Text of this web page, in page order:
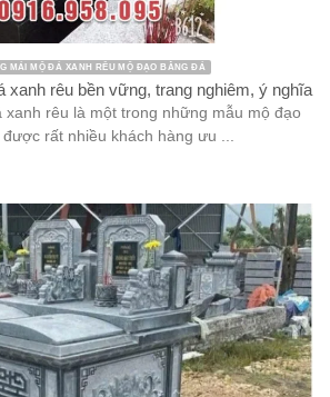
MÁI MỘ ĐÁ XANH RÊU MỘ ĐẠO BẰNG ĐÁ
xanh rêu bền vững, trang nghiêm, ý nghĩa
xanh rêu là một trong những mẫu mộ đạo
rất nhiều khách hàng ưu ...